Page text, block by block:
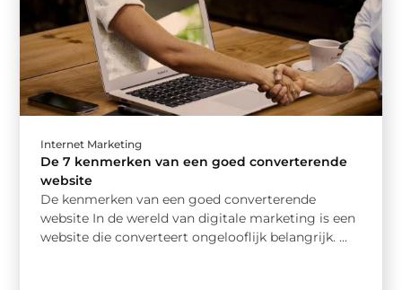
Internet Marketing
De 7 kenmerken van een goed converterende
website
De kenmerken van een goed converterende
website In de wereld van digitale marketing is een
website die converteert ongelooflijk belangrijk. ...